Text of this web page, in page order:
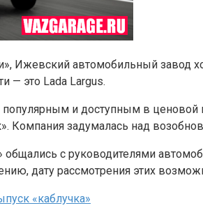
Ижевский автомобильный завод
— это Lada Largus.
популярным и доступным в
Компания задумалась над
с руководителями
дату рассмотрения этих